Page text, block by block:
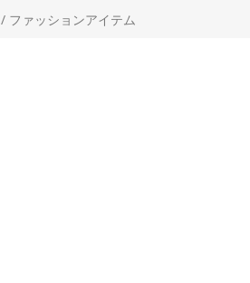
/ ファッションアイテム